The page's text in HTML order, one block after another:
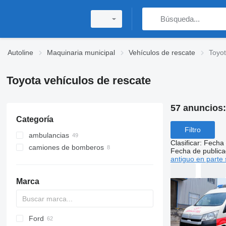
Autoline Maquinaria municipal Vehículos de rescate
Toyota vehículos de rescate
Categoría
ambulancias
camiones de bomberos
Marca
A series
2-Series
Express
Berlingo
C-series
AS
Doblo
Ford
57 anuncios:
Filtro
Clasificar: Fecha
Fecha de
antiguo en parte